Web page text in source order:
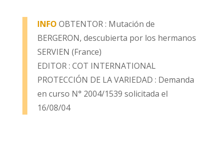
INFO OBTENTOR : Mutación de
BERGERON, descubierta por los hermanos
SERVIEN (France)
EDITOR : COT INTERNATIONAL
PROTECCIÓN DE LA VARIEDAD : Demanda
en curso N° 2004/1539 solicitada el
16/08/04